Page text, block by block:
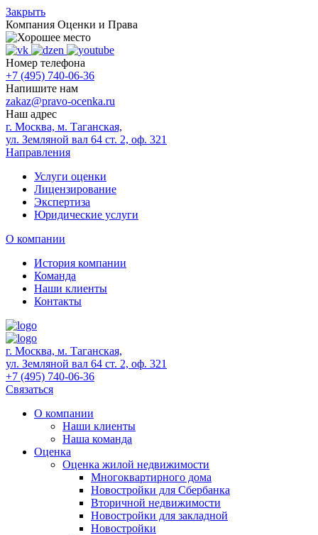
Закрыть
Компания Оценки и Права
Номер телефона
+7 (495) 740-06-36
Напишите нам
zakaz@pravo-ocenka.ru
Наш адрес
г. Москва, м. Таганская,
ул. Земляной вал 64 ст. 2, оф. 321
Направления
Услуги оценки
Лицензирование
Экспертиза
Юридические услуги
О компании
История компании
Команда
Наши клиенты
Контакты
г. Москва, м. Таганская,
ул. Земляной вал 64 ст. 2, оф. 321
+7 (495) 740-06-36
Связаться
О компании
Наши клиенты
Наша команда
Оценка
Оценка жилой недвижимости
Многоквартирного дома
Новостройки для Сбербанка
Вторичной недвижимости
Новостройки для закладной
Новостройки